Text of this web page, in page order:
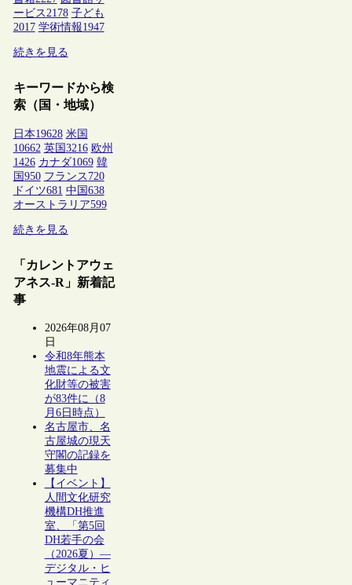
ービス2178 子ども
2017 学術情報1947
続きを見る
キーワードから検
索（国・地域）
日本19628 米国
10662 英国 3216 欧州
1426 カナダ1069 韓
国 950 フランス 720
ドイツ681 中国 638
オーストラリア599
続きを見る
「カレントアウェ
アネス-R」新着記
事
2026年08月07
日
令和8年熊本
地震による文
化財等の被害
が83件に（8
月6日時点）
名古屋市、名
古屋城の現天
守閣の記録を
募集中
【イベント】
人間文化研究
機構DH推進
室、「第5回
DH若手の会
（2026夏）―
デジタル・ヒ
ューマニティ